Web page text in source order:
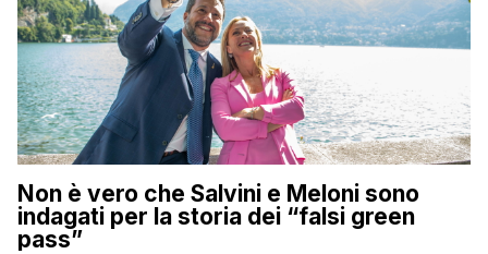
Non è vero che Salvini e Meloni sono
indagati per la storia dei “falsi green
pass”